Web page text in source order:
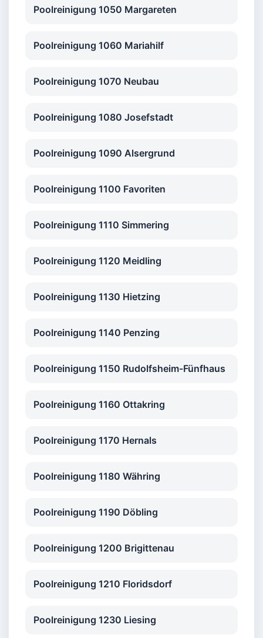
Poolreinigung 1050 Margareten
Poolreinigung 1060 Mariahilf
Poolreinigung 1070 Neubau
Poolreinigung 1080 Josefstadt
Poolreinigung 1090 Alsergrund
Poolreinigung 1100 Favoriten
Poolreinigung 1110 Simmering
Poolreinigung 1120 Meidling
Poolreinigung 1130 Hietzing
Poolreinigung 1140 Penzing
Poolreinigung 1150 Rudolfsheim-Fünfhaus
Poolreinigung 1160 Ottakring
Poolreinigung 1170 Hernals
Poolreinigung 1180 Währing
Poolreinigung 1190 Döbling
Poolreinigung 1200 Brigittenau
Poolreinigung 1210 Floridsdorf
Poolreinigung 1230 Liesing